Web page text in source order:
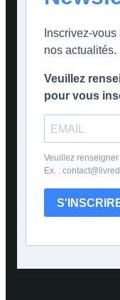
Inscrivez-
nos actualités.
Veuillez
pour vous
Veuillez
Ex. :